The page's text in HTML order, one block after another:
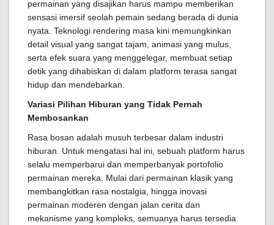
permainan yang disajikan harus mampu memberikan
sensasi imersif seolah pemain sedang berada di dunia
nyata. Teknologi rendering masa kini memungkinkan
detail visual yang sangat tajam, animasi yang mulus,
serta efek suara yang menggelegar, membuat setiap
detik yang dihabiskan di dalam platform terasa sangat
hidup dan mendebarkan.
Variasi Pilihan Hiburan yang Tidak Pernah
Membosankan
Rasa bosan adalah musuh terbesar dalam industri
hiburan. Untuk mengatasi hal ini, sebuah platform harus
selalu memperbarui dan memperbanyak portofolio
permainan mereka. Mulai dari permainan klasik yang
membangkitkan rasa nostalgia, hingga inovasi
permainan moderen dengan jalan cerita dan
mekanisme yang kompleks, semuanya harus tersedia